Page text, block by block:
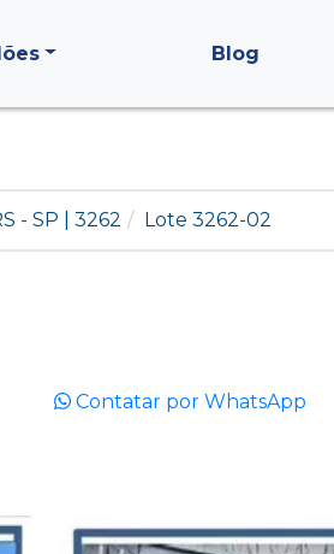
Blog
- SP | 3262 Lote 3262-02
Contatar por WhatsApp